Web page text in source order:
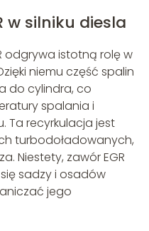
w silniku diesla
odgrywa istotną rolę w
niemu część spalin
do cylindra, co
spalania i
Ta recyrkulacja jest
turbodoładowanych,
Niestety, zawór EGR
sadzy i osadów
jego